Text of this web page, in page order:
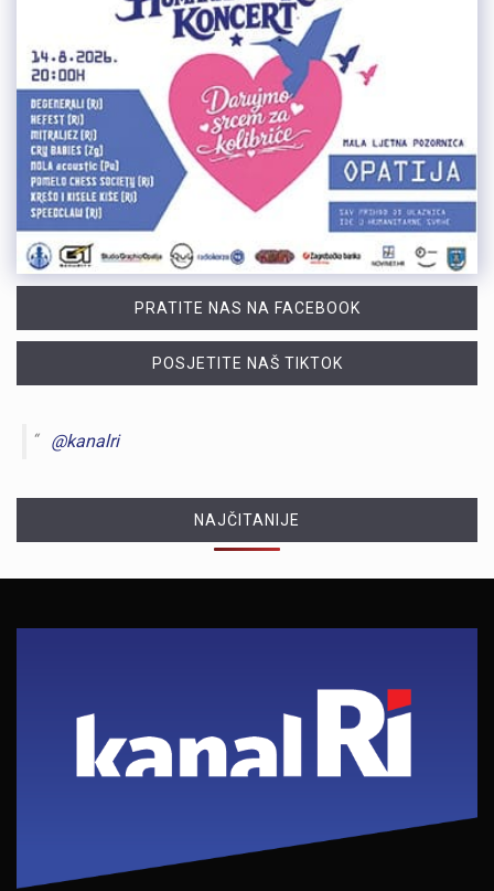
PRATITE NAS NA FACEBOOK
POSJETITE NAŠ TIKTOK
@kanalri
NAJČITANIJE